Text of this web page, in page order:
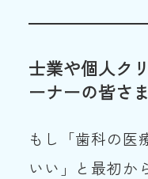
士業や個人ク
ーナーの皆さ
もし「歯科の医
いい」と最初か